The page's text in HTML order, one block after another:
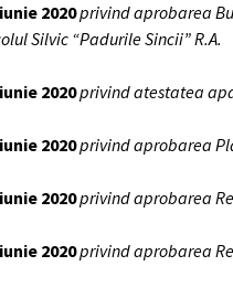
2020privind aprobarea
Silvic “Padurile Sincii” R.A.
2020privind atestatea
2020privind aprobarea
2020privind aprobarea
2020privind aprobarea